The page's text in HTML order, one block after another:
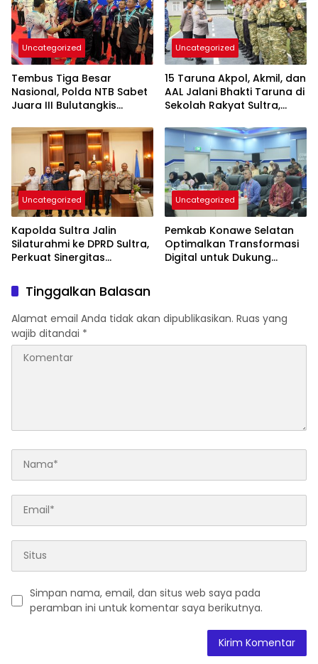
Uncategorized
Tembus Tiga Besar
Nasional, Polda NTB Sabet
Juara III Bulutangkis
Uncategorized
15 Taruna Akpol, Akmil, dan
AAL Jalani Bhakti Taruna di
Sekolah Rakyat Sultra,
Nasionalisme
Uncategorized
Kapolda Sultra Jalin
Silaturahmi ke DPRD Sultra,
Perkuat Sinergitas
Kemajuan Daerah
Uncategorized
Pemkab Konawe Selatan
Optimalkan Transformasi
Digital untuk Dukung
Tinggalkan Balasan
Alamat email Anda tidak akan dipublikasikan. Ruas yang
wajib ditandai *
Simpan nama, email, dan situs web saya pada
peramban ini untuk komentar saya berikutnya.